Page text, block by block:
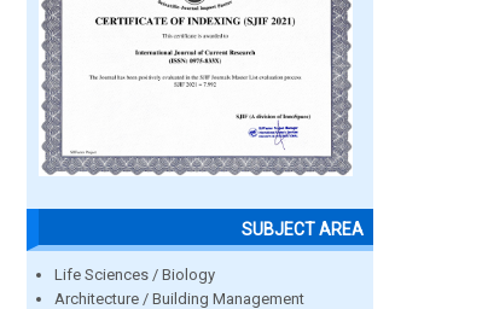
SUBJECT AREA
Life Sciences / Biology
Architecture / Building Management